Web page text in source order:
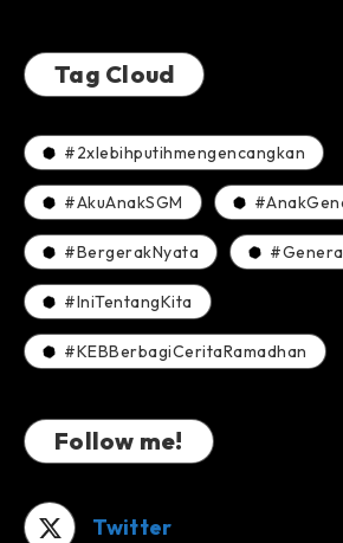
Tag Cloud
#2xlebihputihmengencangkan
#AkuAnakSGM
#BergerakNyata
#IniTentangKita
#KEBBerbagiCeritaRamadhan
Follow me!
Twitter